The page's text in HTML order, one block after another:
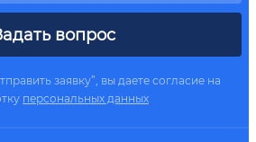
вопрос
заявку”, вы даете согласие на
персональных данных